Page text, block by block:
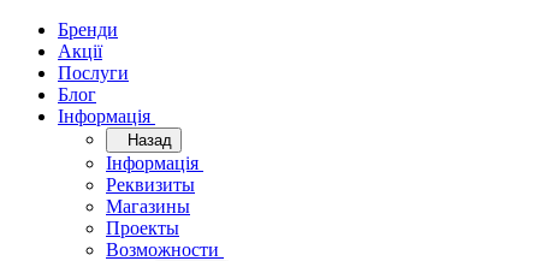
Бренди
Акції
Послуги
Блог
Інформація
Назад
Інформація
Реквизиты
Магазины
Проекты
Возможности